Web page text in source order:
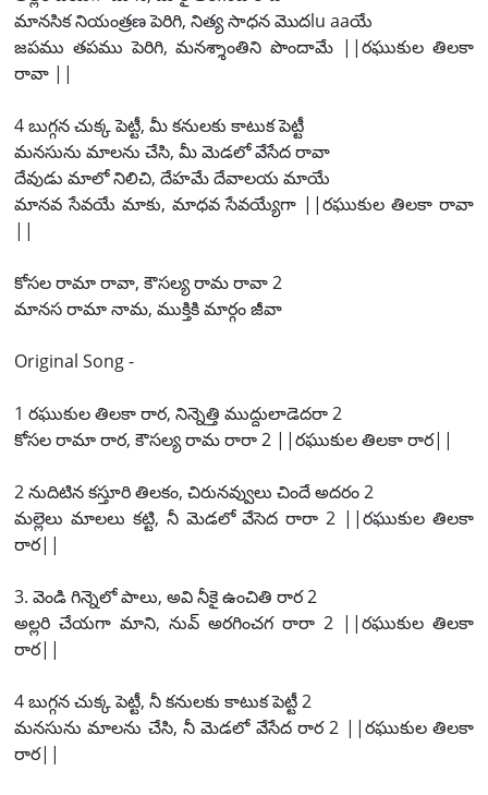
మానసిక నియంత్రణ పెరిగి, నిత్య సాధన మొదlu aaయే
జపము తపము పెరిగి, మనశ్శాంతిని పొందామే ||రఘుకుల తిలకా
రావా ||
4 బుగ్గన చుక్క పెట్టీ, మీ కనులకు కాటుక పెట్టీ
మనసును మాలను చేసి, మీ మెడలో వేసేద రావా
దేవుడు మాలో నిలిచి, దేహమే దేవాలయ మాయే
మానవ సేవయే మాకు, మాధవ సేవయ్యేగా ||రఘుకుల తిలకా రావా
||
కోసల రామా రావా, కౌసల్య రామ రావా 2
మానస రామా నామ, ముక్తికి మార్గం జీవా
Original Song -
1 రఘుకుల తిలకా రార, నిన్నెత్తి ముద్దులాడెదరా 2
కోసల రామా రార, కౌసల్య రామ రారా 2 ||రఘుకుల తిలకా రార||
2 నుదిటిన కస్తూరి తిలకం, చిరునవ్వులు చిందే అదరం 2
మల్లెలు మాలలు కట్టి, నీ మెడలో వేసెద రారా 2 ||రఘుకుల తిలకా
రార||
3. వెండి గిన్నెలో పాలు, అవి నీకై ఉంచితి రార 2
అల్లరి చేయగా మాని, నువ్ అరగించగ రారా 2 ||రఘుకుల తిలకా
రార||
4 బుగ్గన చుక్క పెట్టీ, నీ కనులకు కాటుక పెట్టీ 2
మనసును మాలను చేసి, నీ మెడలో వేసేద రార 2 ||రఘుకుల తిలకా
రార||